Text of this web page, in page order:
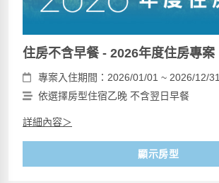
住房不含早餐 - 2026年度住房專案
專案入住期間：2026/01/01 ~ 2026/12/31
依選擇房型住宿乙晚 不含翌日早餐
詳細內容＞
顯示房型